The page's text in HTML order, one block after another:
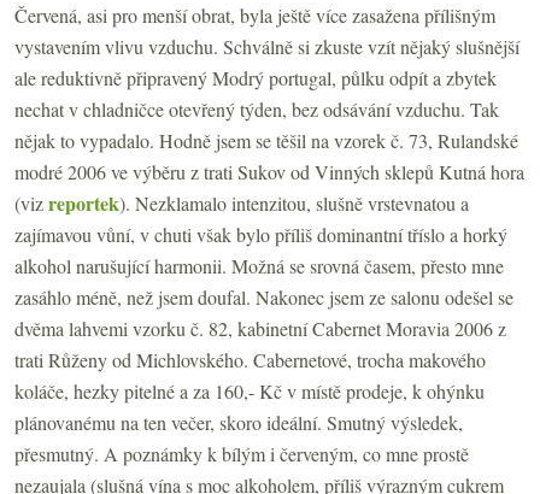
Červená, asi pro menší obrat, byla ještě více zasažena přílišným
vystavením vlivu vzduchu. Schválně si zkuste vzít nějaký slušnější
ale reduktivně připravený Modrý portugal, půlku odpít a zbytek
nechat v chladničce otevřený týden, bez odsávání vzduchu. Tak
nějak to vypadalo. Hodně jsem se těšil na vzorek č. 73, Rulandské
modré 2006 ve výběru z trati Sukov od Vinných sklepů Kutná hora
(vizreportek). Nezklamalo intenzitou, slušně vrstevnatou a
zajímavou vůní, v chuti však bylo příliš dominantní tříslo a horký
alkohol narušující harmonii. Možná se srovná časem, přesto mne
zasáhlo méně, než jsem doufal. Nakonec jsem ze salonu odešel se
dvěma lahvemi vzorku č. 82, kabinetní Cabernet Moravia 2006 z
trati Růženy od Michlovského. Cabernetové, trocha makového
koláče, hezky pitelné a za 160,- Kč v místě prodeje, k ohýnku
plánovanému na ten večer, skoro ideální. Smutný výsledek,
přesmutný. A poznámky k bílým i červeným, co mne prostě
nezaujala (slušná vína s moc alkoholem, příliš výrazným cukrem